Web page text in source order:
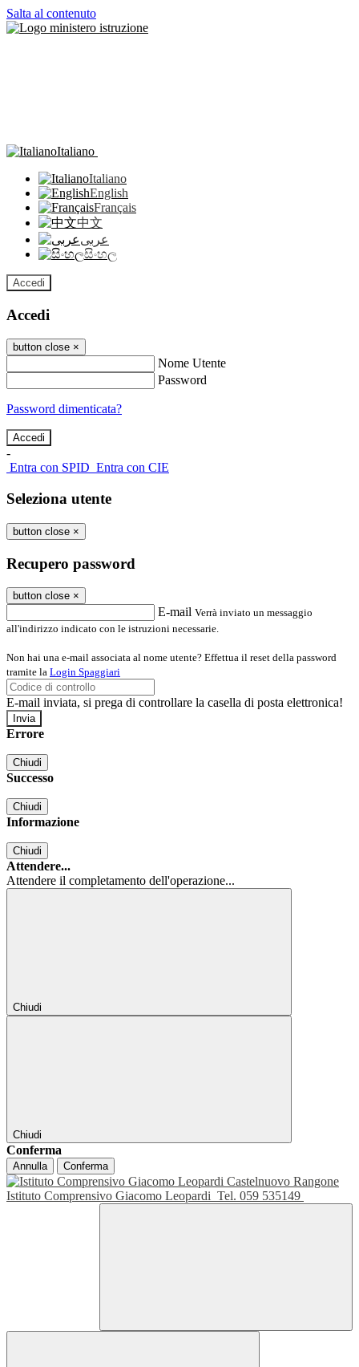
Salta al contenuto
Italiano
Italiano
English
Français
中文
عربى
සිංහල
Accedi
Accedi
button close ×
Nome Utente
Password
Password dimenticata?
-
Entra con SPID Entra con CIE
Seleziona utente
button close ×
Recupero password
button close ×
E-mail Verrà inviato un messaggio
all'indirizzo indicato con le istruzioni necessarie.
Non hai una e-mail associata al nome utente? Effettua il reset della password
tramite la Login Spaggiari
E-mail inviata, si prega di controllare la casella di posta elettronica!
Errore
Chiudi
Successo
Chiudi
Informazione
Chiudi
Attendere...
Attendere il completamento dell'operazione...
Chiudi
Chiudi
Conferma
Annulla Conferma
Istituto Comprensivo Giacomo Leopardi Tel. 059 535149